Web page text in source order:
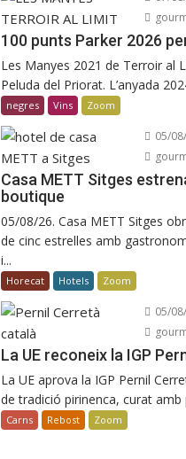
100 punts Parker 2026
Les Manyes 2021 de Terroir al
Peluda del Priorat. L’anyada
negres Vins Zoom
05/
Casa METT Sitges
boutique
05/08/26. Casa METT Sitges
de cinc estrelles amb
i...
Horecat Hotels Zoom
05/
La UE reconeix la IGP
La UE aprova la IGP Pernil
de tradició pirinenca, curat amb
Carns Rebost Zoom